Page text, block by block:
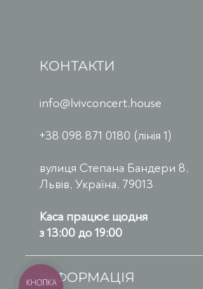
КОНТАКТИ
info@lvivconcert.house
+38 098 871 0180 (лінія 1)
вулиця Степана Бандери 8,
Львів, Україна, 79013
Каса працює щодня
з 13:00 до 19:00
ІНФОРМАЦІЯ
КНОПКА